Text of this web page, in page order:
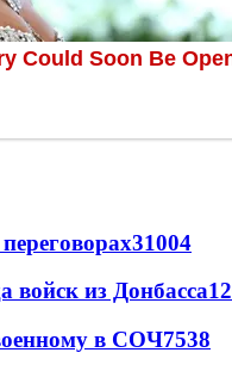
31004
войск из Донбасса
в СОЧ7538